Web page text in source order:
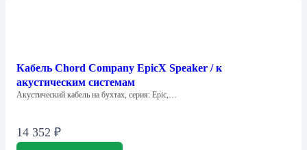
Кабель Chord Company EpicX Speaker / к
акустическим системам
Акустический кабель на бухтах, серия: Epic,…
14 352 ₽